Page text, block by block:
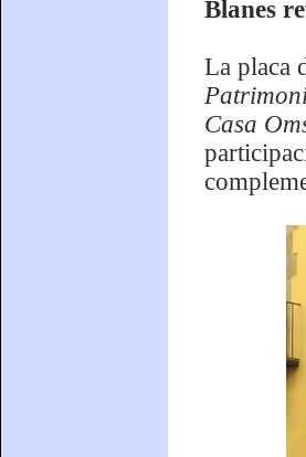
Blanes
La placa
Casa